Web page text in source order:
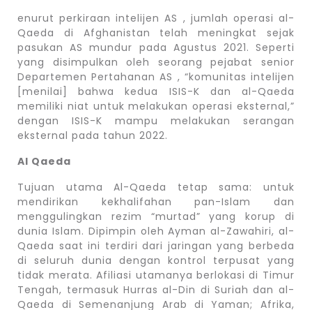
enurut perkiraan intelijen AS , jumlah operasi al-
Qaeda di Afghanistan telah meningkat sejak
pasukan AS mundur pada Agustus 2021. Seperti
yang disimpulkan oleh seorang pejabat senior
Departemen Pertahanan AS , “komunitas intelijen
[menilai] bahwa kedua ISIS-K dan al-Qaeda
memiliki niat untuk melakukan operasi eksternal,”
dengan ISIS-K mampu melakukan serangan
eksternal pada tahun 2022.
Al Qaeda
Tujuan utama Al-Qaeda tetap sama: untuk
mendirikan kekhalifahan pan-Islam dan
menggulingkan rezim “murtad” yang korup di
dunia Islam. Dipimpin oleh Ayman al-Zawahiri, al-
Qaeda saat ini terdiri dari jaringan yang berbeda
di seluruh dunia dengan kontrol terpusat yang
tidak merata. Afiliasi utamanya berlokasi di Timur
Tengah, termasuk Hurras al-Din di Suriah dan al-
Qaeda di Semenanjung Arab di Yaman; Afrika,